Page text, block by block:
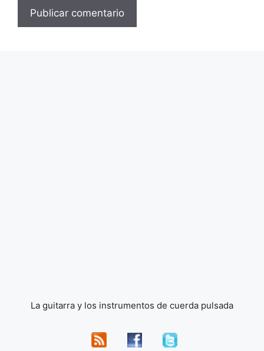
La guitarra y los instrumentos de cuerda pulsada